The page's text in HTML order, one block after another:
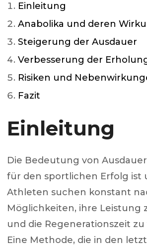
Einleitung
Anabolika und deren
Steigerung der Ausdauer
Verbesserung der
Risiken und
Fazit
Einleitung
Die Bedeutung von
für den sportlichen Erfolg ist
Athleten suchen konstant
Möglichkeiten, ihre Leistung
und die Regenerationszeit
Eine Methode, die in den